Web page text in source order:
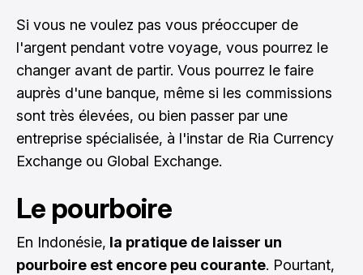
Si vous ne voulez pas vous préoccuper de
l'argent pendant votre voyage, vous pourrez le
changer avant de partir. Vous pourrez le faire
auprès d'une banque, même si les commissions
sont très élevées, ou bien passer par une
entreprise spécialisée, à l'instar de Ria Currency
Exchange ou Global Exchange.
Le pourboire
En Indonésie, la pratique de laisser un
pourboire est encore peu courante. Pourtant,